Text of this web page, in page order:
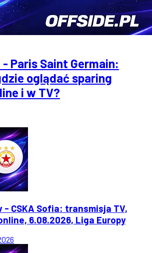
- Paris Saint Germain:
oglądać sparing
i w TV?
- CSKA Sofia: transmisja TV,
6.08.2026, Liga Europy